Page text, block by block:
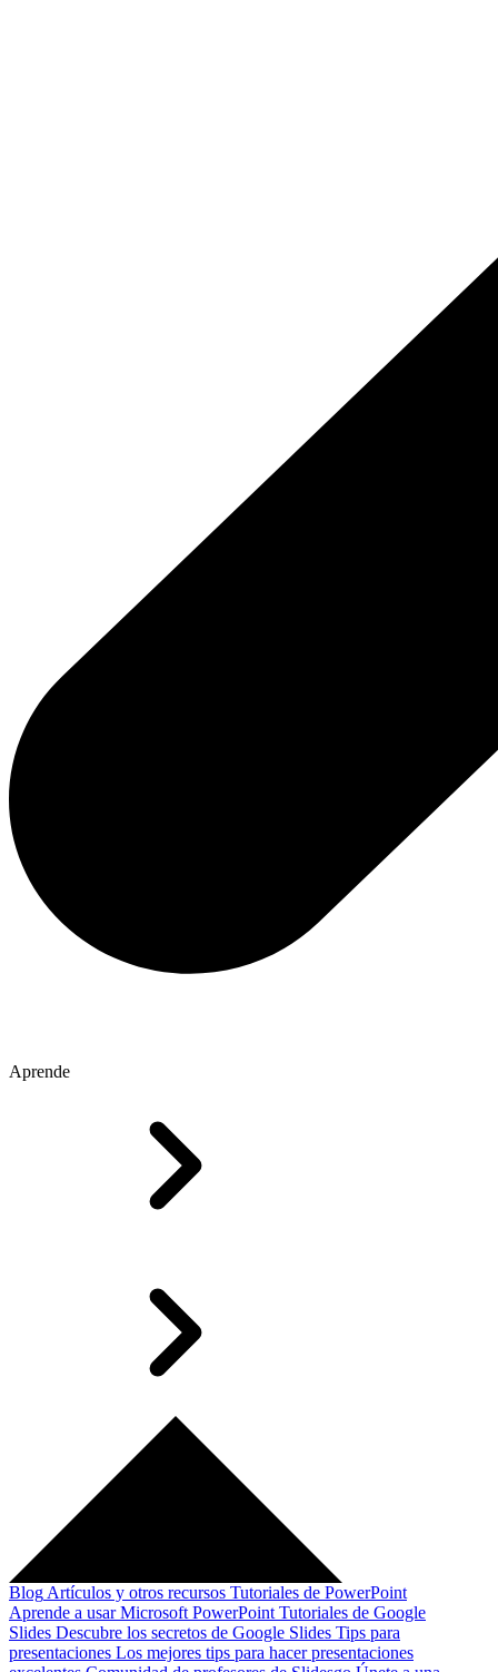
Aprende
Blog Artículos y otros recursos Tutoriales de PowerPoint
Aprende a usar Microsoft PowerPoint Tutoriales de Google
Slides Descubre los secretos de Google Slides Tips para
presentaciones Los mejores tips para hacer presentaciones